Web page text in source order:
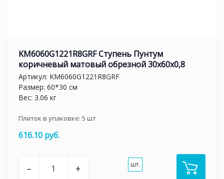
KM6060G1221R8GRF Ступень Пунтум
коричневый матовый обрезной 30x60x0,8
Артикул: KM6060G1221R8GRF
Размер: 60*30 см
Вес: 3.06 кг
Плиток в упаковке: 5 шт
616.10 руб.
– + шт.